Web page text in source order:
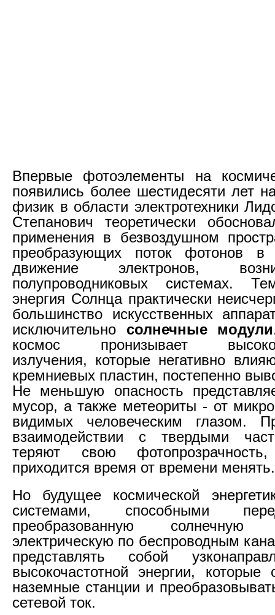
Впервые фотоэлементы на
появились более шестидесяти лет
физик в области электротехники
Степанович теоретически
применения в безвоздушном
преобразующих поток фотонов в
движение электронов,
полупроводниковых системах.
энергия Солнца практически
большинство искусственных
исключительно солнечные модули
космос пронизывает
излучения, которые негативно
кремниевых пластин, постепенно
Не меньшую опасность
мусор, а также метеориты - от
видимых человеческим глазом.
взаимодействии с твердыми
теряют свою
приходится время от времени менять.
Но будущее космической
системами, способными
преобразованную
электрическую по беспроводным
представлять собой
высокочастотной энергии, которые
наземные станции и
сетевой ток.